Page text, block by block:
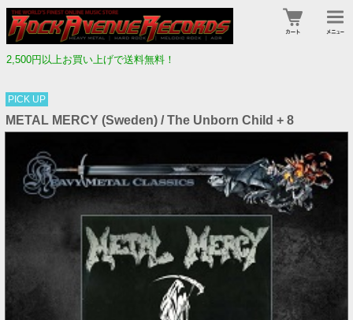
2,500円以上お買い上げで送料無料！
PICK UP
METAL MERCY (Sweden) / The Unborn Child + 8